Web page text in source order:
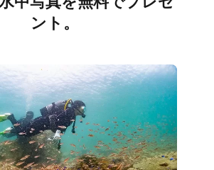
ント。